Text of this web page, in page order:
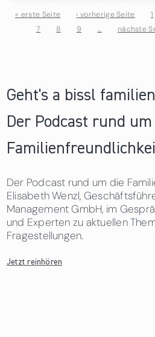
Seiten
« erste Seite ‹ vorherige Seite 1
7
8 9 … nächste
Geht's a bissl
Der Podcast rund um
Der Podcast rund um die
Elisabeth Wenzl,
Management GmbH, im
und Experten zu aktuellen
Fragestellungen.
Jetzt reinhören